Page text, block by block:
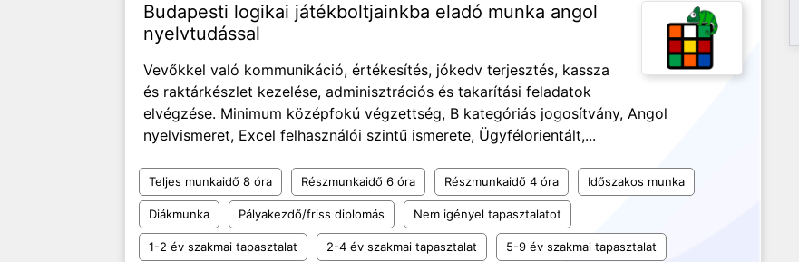
Budapesti logikai játékboltjainkba eladó munka angol
nyelvtudással
Vevőkkel való kommunikáció, értékesítés, jókedv terjesztés, kassza
és raktárkészlet kezelése, adminisztrációs és takarítási feladatok
elvégzése. Minimum középfokú végzettség, B kategóriás jogosítvány, Angol
nyelvismeret, Excel felhasználói szintű ismerete, Ügyfélorientált,...
Teljes munkaidő 8 óra Részmunkaidő 6 óra Részmunkaidő 4 óra Időszakos munka
Diákmunka Pályakezdő/friss diplomás Nem igényel tapasztalatot
1-2 év szakmai tapasztalat 2-4 év szakmai tapasztalat 5-9 év szakmai tapasztalat